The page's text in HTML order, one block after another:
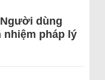
dùng
nhiệm pháp lý